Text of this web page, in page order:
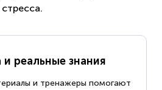
и реальные знания
и тренажеры помогают